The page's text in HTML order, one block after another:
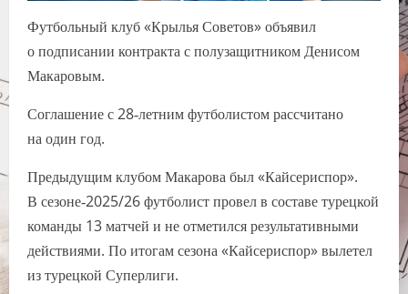
Футбольный клуб «Крылья Советов» объявил
о подписании контракта с полузащитником Денисом
Макаровым.
Соглашение с 28‑летним футболистом рассчитано
на один год.
Предыдущим клубом Макарова был «Кайсериспор».
В сезоне‑2025/26 футболист провел в составе турецкой
команды 13 матчей и не отметился результативными
действиями. По итогам сезона «Кайсериспор» вылетел
из турецкой Суперлиги.